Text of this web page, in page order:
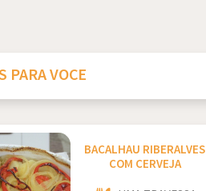
PARA VOCE
BACALHAU RIBERALVES
COM CERVEJA